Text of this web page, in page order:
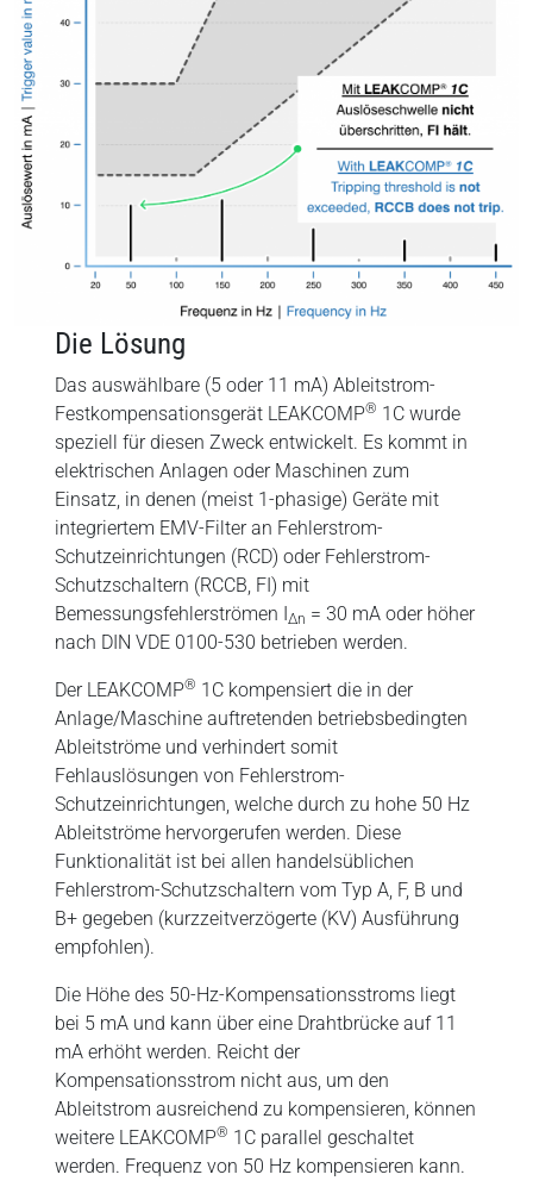
Die Lösung
Das auswählbare (5 oder 11 mA) Ableitstrom-
Festkompensationsgerät LEAKCOMP® 1C wurde
speziell für diesen Zweck entwickelt. Es kommt in
elektrischen Anlagen oder Maschinen zum
Einsatz, in denen (meist 1-phasige) Geräte mit
integriertem EMV-Filter an Fehlerstrom-
Schutzeinrichtungen (RCD) oder Fehlerstrom-
Schutzschaltern (RCCB, FI) mit
Bemessungsfehlerströmen I
∆n = 30 mA oder höher
nach DIN VDE 0100-530 betrieben werden.
Der LEAKCOMP® 1C kompensiert die in der
Anlage/Maschine auftretenden betriebsbedingten
Ableitströme und verhindert somit
Fehlauslösungen von Fehlerstrom-
Schutzeinrichtungen, welche durch zu hohe 50 Hz
Ableitströme hervorgerufen werden. Diese
Funktionalität ist bei allen handelsüblichen
Fehlerstrom-Schutzschaltern vom Typ A, F, B und
B+ gegeben (kurzzeitverzögerte (KV) Ausführung
empfohlen).
Die Höhe des 50-Hz-Kompensationsstroms liegt
bei 5 mA und kann über eine Drahtbrücke auf 11
mA erhöht werden. Reicht der
Kompensationsstrom nicht aus, um den
Ableitstrom ausreichend zu kompensieren, können
weitere LEAKCOMP® 1C parallel geschaltet
werden. Frequenz von 50 Hz kompensieren kann.